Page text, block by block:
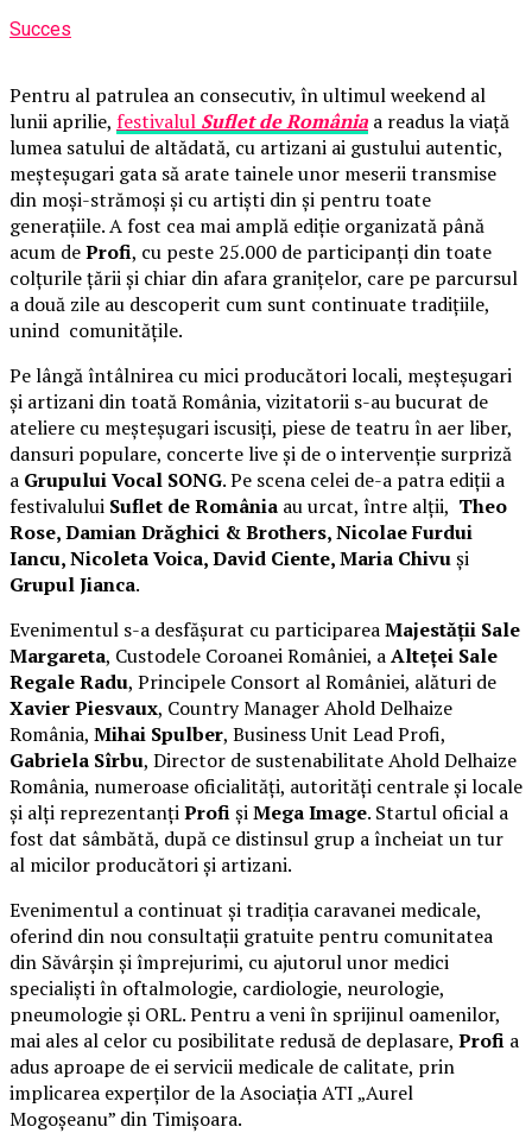
Succes
Pentru al patrulea an consecutiv, în ultimul weekend al
lunii aprilie, festivalul Suflet de România a readus la viață
lumea satului de altădată, cu artizani ai gustului autentic,
meșteșugari gata să arate tainele unor meserii transmise
din moși-strămoși și cu artiști din și pentru toate
generațiile. A fost cea mai amplă ediție organizată până
acum deProfi, cu peste 25.000 de participanți din toate
colțurile țării și chiar din afara granițelor, care pe parcursul
a două zile au descoperit cum sunt continuate tradițiile,
unind comunitățile.
Pe lângă întâlnirea cu mici producători locali, meșteșugari
și artizani din toată România, vizitatorii s-au bucurat de
ateliere cu meșteșugari iscusiți, piese de teatru în aer liber,
dansuri populare, concerte live și de o intervenție surpriză
a Grupului Vocal SONG. Pe scena celei de-a patra ediții a
festivalului Suflet de România au urcat, între alții, Theo
Rose, Damian Drăghici & Brothers, Nicolae Furdui
Iancu, Nicoleta Voica, David Ciente, Maria Chivuși
Grupul Jianca.
Evenimentul s-a desfășurat cu participareaMajestății Sale
Margareta, Custodele Coroanei României, aAlteței Sale
Regale Radu, Principele Consort al României, alături de
Xavier Piesvaux, Country Manager Ahold Delhaize
România, Mihai Spulber, Business Unit Lead Profi,
Gabriela Sîrbu, Director de sustenabilitate Ahold Delhaize
România, numeroase oficialități, autorități centrale și locale
și alți reprezentanțiProfișiMega Image. Startul oficial a
fost dat sâmbătă, după ce distinsul grup a încheiat un tur
al micilor producători și artizani.
Evenimentul a continuat și tradiția caravanei medicale,
oferind din nou consultații gratuite pentru comunitatea
din Săvârșin și împrejurimi, cu ajutorul unor medici
specialiști în oftalmologie, cardiologie, neurologie,
pneumologie și ORL. Pentru a veni în sprijinul oamenilor,
mai ales al celor cu posibilitate redusă de deplasare, Profi a
adus aproape de ei servicii medicale de calitate, prin
implicarea experților de la Asociația ATI „Aurel
Mogoșeanu” din Timișoara.